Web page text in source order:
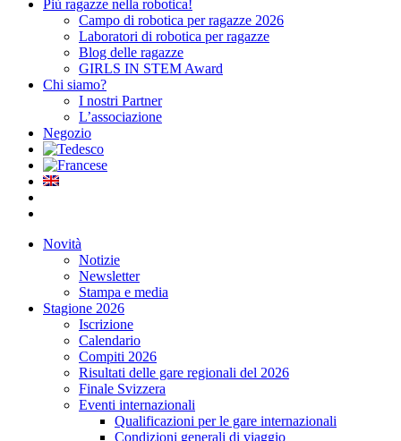
Più ragazze nella robotica!
Campo di robotica per ragazze 2026
Laboratori di robotica per ragazze
Blog delle ragazze
GIRLS IN STEM Award
Chi siamo?
I nostri Partner
L’associazione
Negozio
Novità
Notizie
Newsletter
Stampa e media
Stagione 2026
Iscrizione
Calendario
Compiti 2026
Risultati delle gare regionali del 2026
Finale Svizzera
Eventi internazionali
Qualificazioni per le gare internazionali
Condizioni generali di viaggio